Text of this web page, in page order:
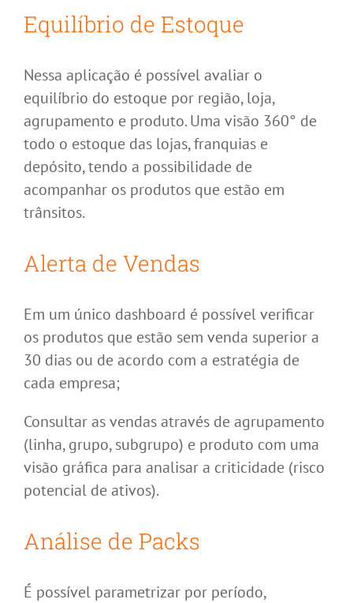
Equilíbrio de Estoque
Nessa aplicação é possível avaliar o
equilíbrio do estoque por região, loja,
agrupamento e produto. Uma visão 360° de
todo o estoque das lojas, franquias e
depósito, tendo a possibilidade de
acompanhar os produtos que estão em
trânsitos.
Alerta de Vendas
Em um único dashboard é possível verificar
os produtos que estão sem venda superior a
30 dias ou de acordo com a estratégia de
cada empresa;
Consultar as vendas através de agrupamento
(linha, grupo, subgrupo) e produto com uma
visão gráfica para analisar a criticidade (risco
potencial de ativos).
Análise de Packs
É possível parametrizar por período,